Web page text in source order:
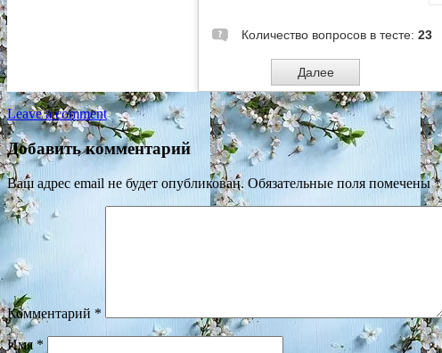
Leave a comment
Добавить комментарий
Ваш адрес email не будет опубликован. Обязательные поля помечены*
Комментарий *
Имя*